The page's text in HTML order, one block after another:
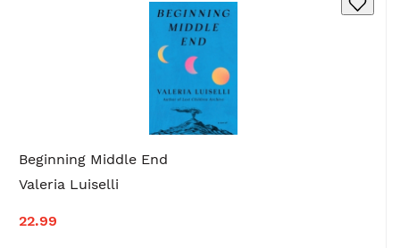
Beginning Middle End
Valeria Luiselli
22.99